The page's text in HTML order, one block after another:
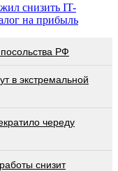
снизить IT-
на прибыль
РФ
в экстремальной
череду
снизит